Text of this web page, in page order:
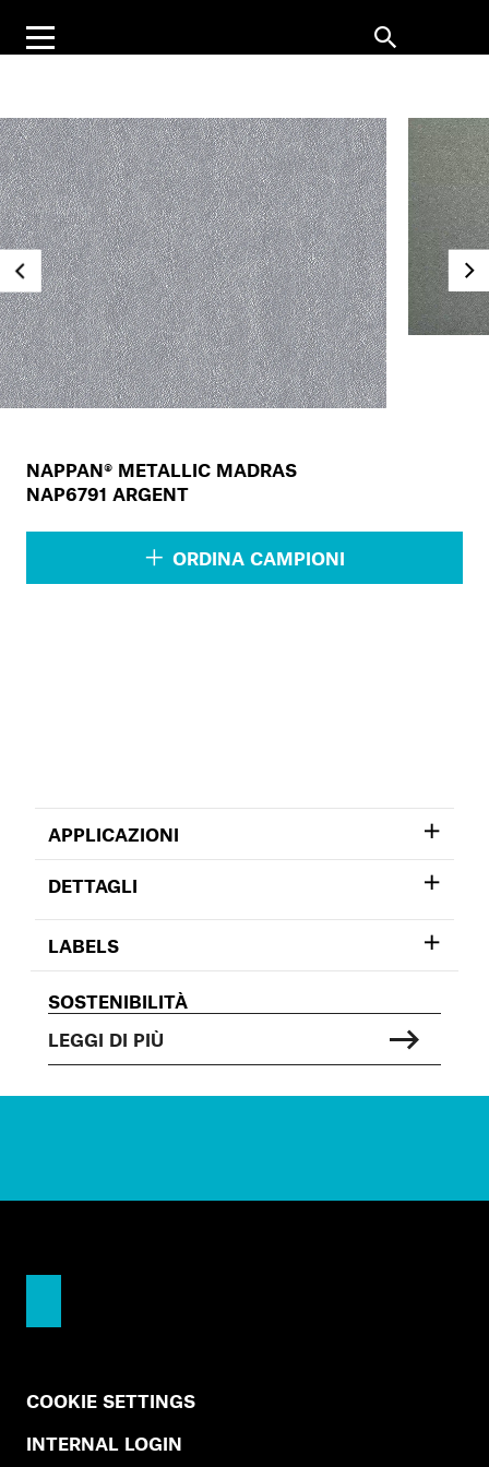
NAPPAN® METALLIC MADRAS
NAP6791 ARGENT
ORDINA CAMPIONI
APPLICAZIONI
DETTAGLI
LABELS
SOSTENIBILITÀ
LEGGI DI PIÙ
COOKIE SETTINGS
INTERNAL LOGIN